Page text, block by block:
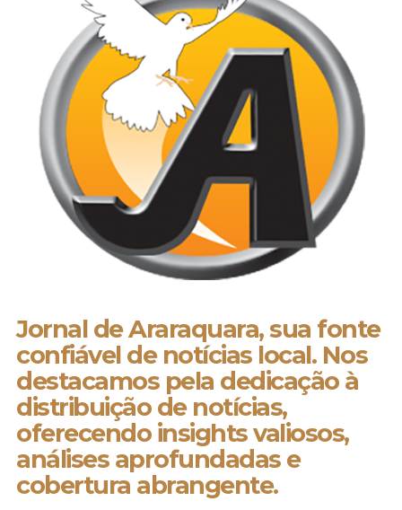
Jornal de Araraquara, sua fonte
confiável de notícias local. Nos
destacamos pela dedicação à
distribuição de notícias,
oferecendo insights valiosos,
análises aprofundadas e
cobertura abrangente.